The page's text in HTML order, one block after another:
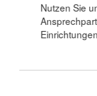
Nutzen Sie